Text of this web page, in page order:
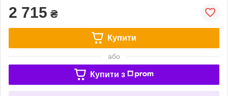
2 715 ₴
Купити
або
Купити з